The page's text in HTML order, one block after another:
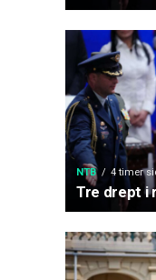
NTB 4 timer
Tre drept i